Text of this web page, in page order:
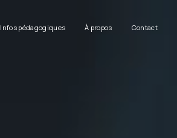
Infos pédagogiques À propos Contact